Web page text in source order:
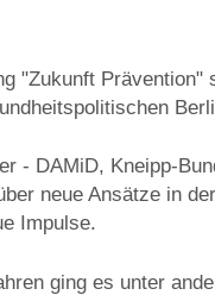
"Zukunft Prävention"
- DAMiD, Kneipp-
neue Ansätze in
Impulse.
ging es unter